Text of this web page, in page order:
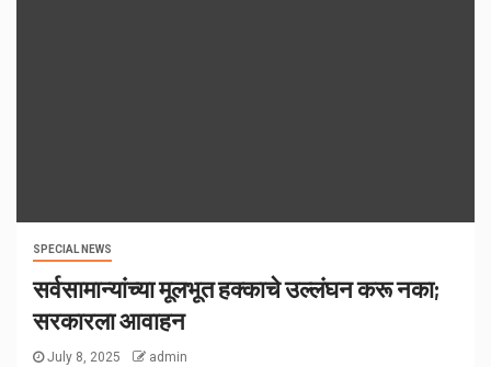
SPECIAL NEWS
सर्वसामान्यांच्या मूलभूत हक्काचे उल्लंघन करू नका;
सरकारला आवाहन
July 8, 2025 admin